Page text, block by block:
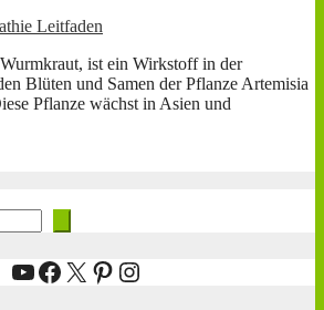
Leitfaden
ist ein Wirkstoff in der
Blüten und Samen der Pflanze Artemisia
Pflanze wächst in Asien und
YouTube
Facebook
X Pinterest
Instagram